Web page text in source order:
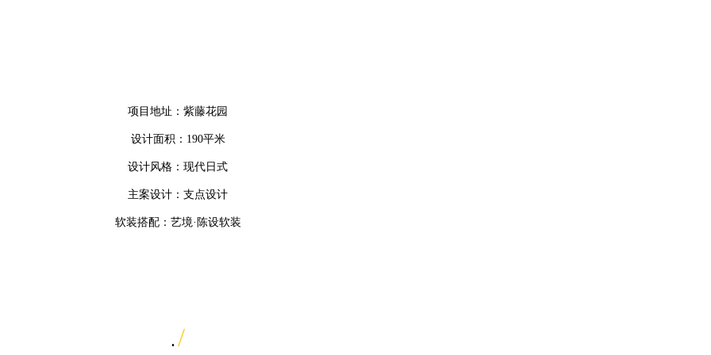
项目地址： 紫藤花园
设计面积：190平米
设计风格：现代日式
主案设计：支点设计
软装搭配：艺境·陈设软装
. /